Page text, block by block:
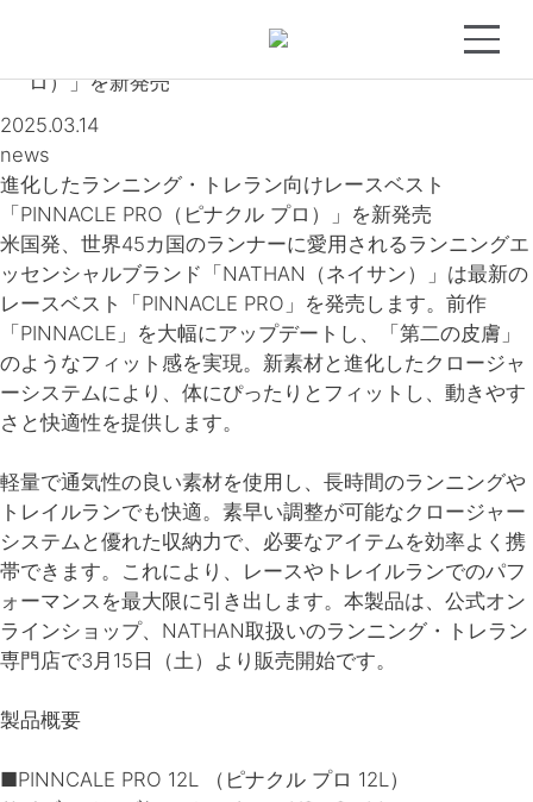
進化したランニング・トレラン
向けレースベスト 「PINNACLE PRO（ピナクル プ
ロ）」を新発売
2025.03.14
news
進化したランニング・トレラン向けレースベスト
「PINNACLE PRO（ピナクル プロ）」を新発売
米国発、世界45カ国のランナーに愛用されるランニングエ
ッセンシャルブランド「NATHAN（ネイサン）」は最新の
レースベスト「PINNACLE PRO」を発売します。前作
「PINNACLE」を大幅にアップデートし、「第二の皮膚」
のようなフィット感を実現。新素材と進化したクロージャ
ーシステムにより、体にぴったりとフィットし、動きやす
さと快適性を提供します。
軽量で通気性の良い素材を使用し、長時間のランニングや
トレイルランでも快適。素早い調整が可能なクロージャー
システムと優れた収納力で、必要なアイテムを効率よく携
帯できます。これにより、レースやトレイルランでのパフ
ォーマンスを最大限に引き出します。本製品は、公式オン
ラインショップ、NATHAN取扱いのランニング・トレラン
専門店で3月15日（土）より販売開始です。
製品概要
■PINNCALE PRO 12L （ピナクル プロ 12L）